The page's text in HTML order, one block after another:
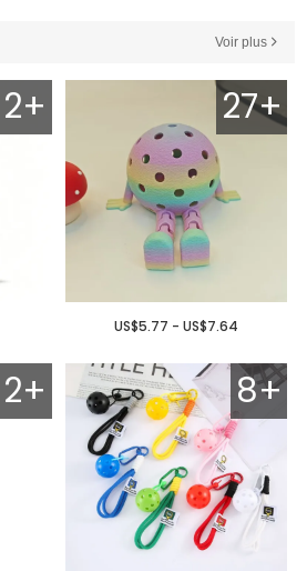
Voir plus
2+ 27+
US$5.77 - US$7.64
2+ 8+